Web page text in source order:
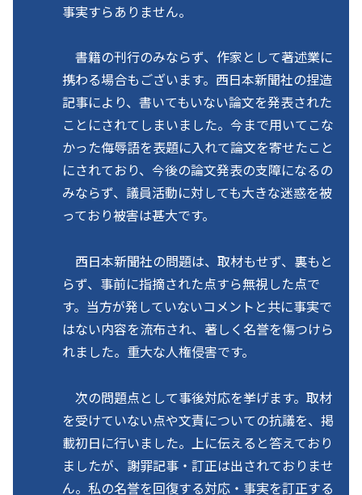
事実すらありません。
書籍の刊行のみならず、作家として著述業に
携わる場合もございます。西日本新聞社の捏造
記事により、書いてもいない論文を発表された
ことにされてしまいました。今まで用いてこな
かった侮辱語を表題に入れて論文を寄せたこと
にされており、今後の論文発表の支障になるの
みならず、議員活動に対しても大きな迷惑を被
っており被害は甚大です。
西日本新聞社の問題は、取材もせず、裏もと
らず、事前に指摘された点すら無視した点で
す。当方が発していないコメントと共に事実で
はない内容を流布され、著しく名誉を傷つけら
れました。重大な人権侵害です。
次の問題点として事後対応を挙げます。取材
を受けていない点や文責についての抗議を、掲
載初日に行いました。上に伝えると答えており
ましたが、謝罪記事・訂正は出されておりませ
ん。私の名誉を回復する対応・事実を訂正する